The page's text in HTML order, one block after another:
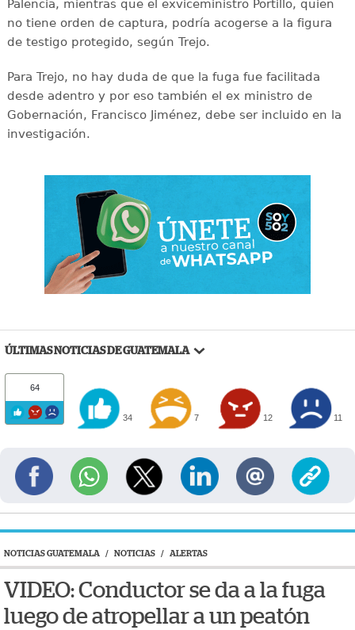
Palencia, mientras que el exviceministro Portillo, quien
no tiene orden de captura, podría acogerse a la figura
de testigo protegido, según Trejo.
Para Trejo, no hay duda de que la fuga fue facilitada
desde adentro y por eso también el ex ministro de
Gobernación, Francisco Jiménez, debe ser incluido en la
investigación.
ÚLTIMAS NOTICIAS DE GUATEMALA
64
34 7 12 11
NOTICIAS GUATEMALA / NOTICIAS / ALERTAS
VIDEO: Conductor se da a la fuga
luego de atropellar a un peatón